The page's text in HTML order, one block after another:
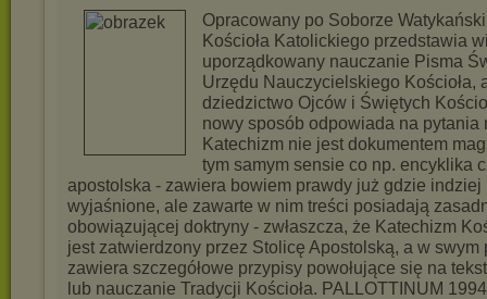
Opracowany po Soborze
Kościoła Katolickiego przedstawia
uporządkowany nauczanie Pisma
Urzędu Nauczycielskiego Kościoła,
dziedzictwo Ojców i Świętych
nowy sposób odpowiada na pytania
Katechizm nie jest dokumentem
tym samym sensie co np. encyklika
apostolska - zawiera bowiem prawdy już gdzie indziej
wyjaśnione, ale zawarte w nim treści posiadają
obowiązującej doktryny - zwłaszcza, że Katechizm
jest zatwierdzony przez Stolicę Apostolską, a w swym
zawiera szczegółowe przypisy powołujące się na
lub nauczanie Tradycji Kościoła. PALLOTTINUM